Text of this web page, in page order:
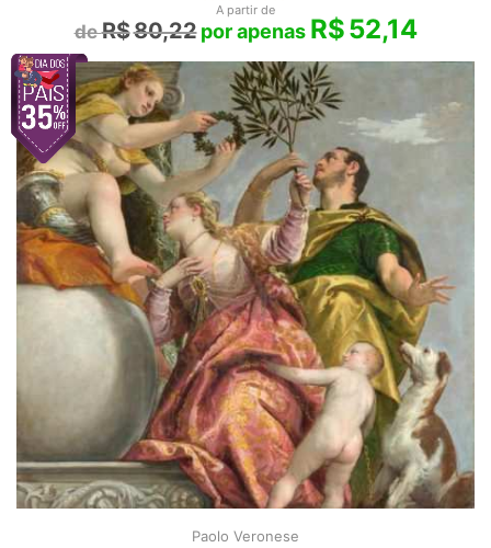
A partir de
R$80,22 R$52,14
Paolo Veronese